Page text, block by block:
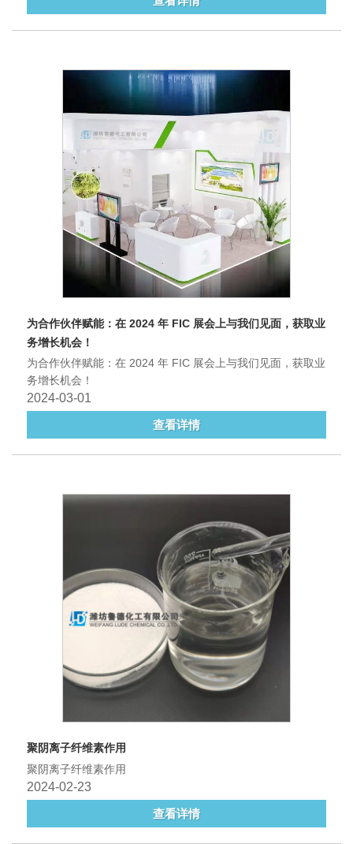
为合作伙伴赋能：在 2024 年 FIC 展会上与我们见面，获取业
务增长机会！
为合作伙伴赋能：在 2024 年 FIC 展会上与我们见面，获取业
务增长机会！
2024-03-01
查看详情
聚阴离子纤维素作用
聚阴离子纤维素作用
2024-02-23
查看详情